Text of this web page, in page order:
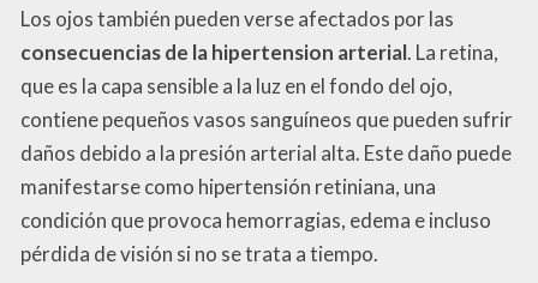
Los ojos también pueden verse afectados por las
consecuencias de la hipertension arterial. La retina,
que es la capa sensible a la luz en el fondo del ojo,
contiene pequeños vasos sanguíneos que pueden sufrir
daños debido a la presión arterial alta. Este daño puede
manifestarse como hipertensión retiniana, una
condición que provoca hemorragias, edema e incluso
pérdida de visión si no se trata a tiempo.